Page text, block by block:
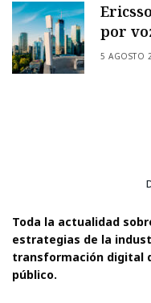
por
5 AGOSTO
Toda la actualidad
estrategias de la
transformación digital
público.